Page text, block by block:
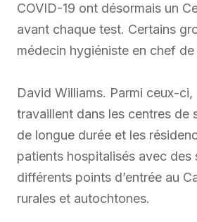
COVID-19 ont désormais un
avant chaque test. Certains
médecin hygiéniste en chef de
David Williams. Parmi ceux-
travaillent dans les centres de
de longue durée et les
patients hospitalisés avec
différents points d’entrée au
rurales et autochtones.